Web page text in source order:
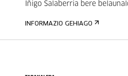
Iñigo Salaberria bere
INFORMAZIO GEHIAGO